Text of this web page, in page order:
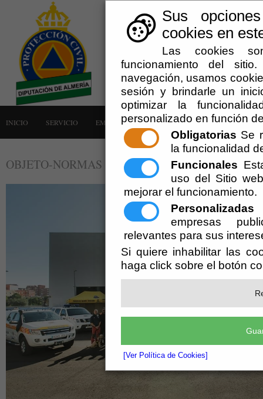
Sus
cookies en
Las cookies
funcionamiento del
navegación, usamos
sesión y brindarle un
optimizar la
personalizado en función
Obligatorias Se
la funcionalidad
Funcionales
uso del Sitio
mejorar el funcionamiento.
Personalizadas
empresas
relevantes para sus
Si quiere inhabilitar las
haga click sobre el botón
[Ver Política de Cookies]
INICIO SERVICIO EMERGENCIAS LA AGRUPACIÓN AVISOS
OBJETO-NORMAS